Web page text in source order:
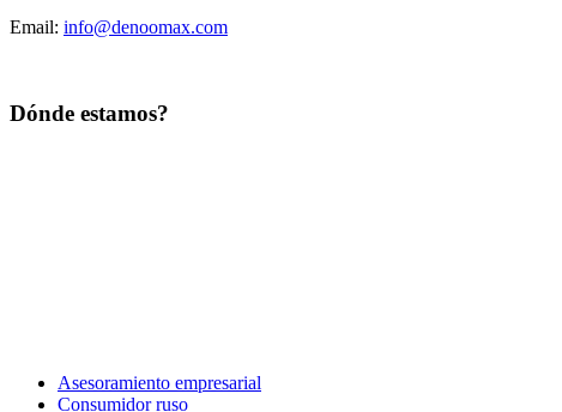
Email: info@denoomax.com
Dónde estamos?
Asesoramiento empresarial
Consumidor ruso